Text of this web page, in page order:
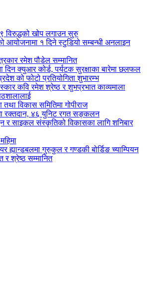
विरुद्धको खोप लगाउन सुरु
आयोजनामा १ दिने स्टुडियो सम्बन्धी अनलाइन
रमेश पौडेल सम्मानित
दिन क्युआर कोर्ड, पर्यटक सुरक्षाका बारेमा छलफल
को फोटो प्रतियोगिता शुभारम्भ
कवि रमेश श्रेष्ठ र शुभप्रभात काव्यमाला
विकास समितिमा गोपीराज
रक्तदान, ४६ युनिट रगत सङ्कलन
र साइकल संस्कृतिको विकासका लागि शनिबार
ह्यान्डबलमा गुरुकुल र गण्डकी बोर्डिङ च्याम्पियन
र श्रेष्ठ सम्मानित